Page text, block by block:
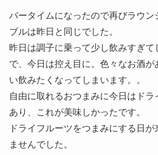
バータイムになったので再びラウン
ブルは昨日と同じでした。
昨日は調子に乗って少し飲みすぎて
で、今日は控え目に。色々なお酒が
い飲みたくなってしまいます。。
自由に取れるおつまみに今日はドラ
あり、これが美味しかったです。
ドライフルーツをつまみにする日が
ませんでした。